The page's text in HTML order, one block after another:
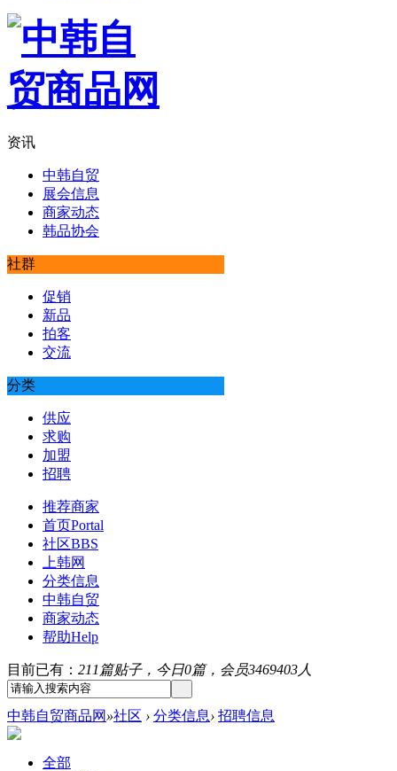
资讯
中韩自贸
展会信息
商家动态
韩品协会
社群
促销
新品
拍客
交流
分类
供应
求购
加盟
招聘
推荐商家
首页Portal
社区BBS
上韩网
分类信息
中韩自贸
商家动态
帮助Help
目前已有： 211篇贴子，今日0篇，会员3469403人
中韩自贸商品网 »社区 › 分类信息› 招聘信息
全部